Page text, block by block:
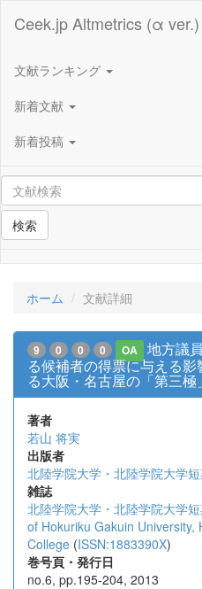
Ceek.jp Altmetrics (α ver.)
文献ランキング
新着文献
新着投稿
検索
ホーム 文献詳細
9 0 0 0 OA
地方議
る候補者の得票に与える
る大阪・名古屋の「第三
著者
若山 将実
出版者
北陸学院大学・北陸学院大学
雑誌
北陸学院大学・北陸学院大学
of Hokuriku Gakuin University,
College (ISSN:1883390X)
巻号頁・発行日
no.6, pp.195-204, 2013